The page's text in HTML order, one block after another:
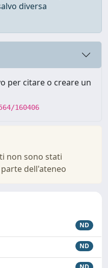
diversa
per citare o creare un
160406
non sono stati
dell'ateneo
ND
ND